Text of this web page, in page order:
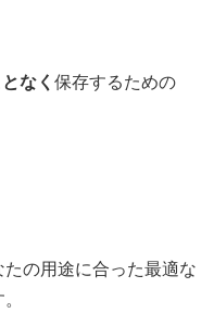
なく保存するための
の用途に合った最適な